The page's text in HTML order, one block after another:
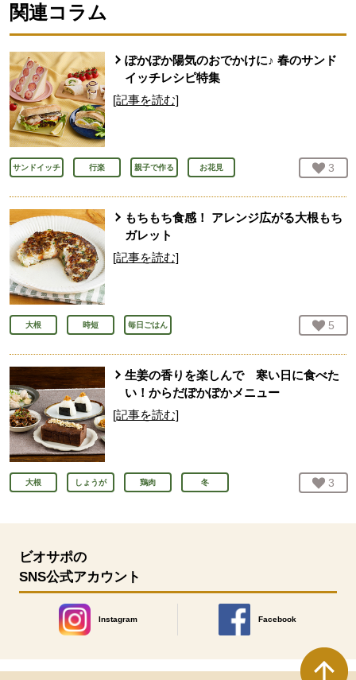
関連コラム
ぽかぽか陽気のおでかけに♪ 春のサンド
イッチレシピ特集
[記事を読む]
サンドイッチ 行楽 親子で作る お花見 お気
3
もちもち食感！ アレンジ広がる大根もち
ガレット
[記事を読む]
大根 時短 毎日ごはん お気
5
生姜の香りを楽しんで 寒い日に食べた
い！からだぽかぽかメニュー
[記事を読む]
大根 しょうが 鶏肉 冬 お気
3
ビオサポの
SNS公式アカウント
Instagram
別のウィンドウで開きます。
Facebook